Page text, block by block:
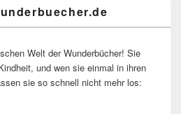
Welt der Wunderbücher! Sie
und wen sie einmal in ihren
sie so schnell nicht mehr los: